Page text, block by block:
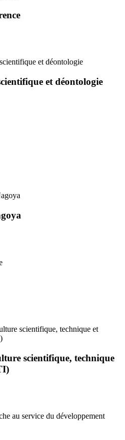
et déontologie
et déontologie
scientifique, technique et
scientifique, technique
au service du développement